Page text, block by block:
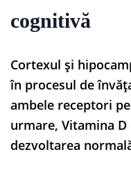
cognitivă
Cortexul și
în procesul de
ambele receptori
urmare, Vitamina
dezvoltarea